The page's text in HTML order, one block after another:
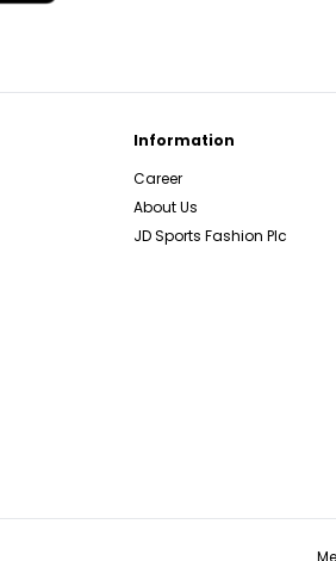
Information
Career
About Us
JD Sports Fashion Plc